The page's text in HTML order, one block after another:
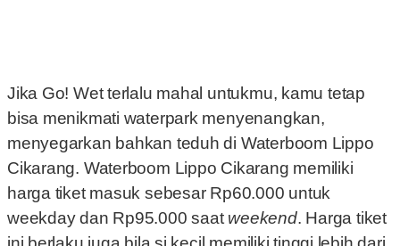
Jika Go! Wet terlalu mahal untukmu, kamu tetap
bisa menikmati waterpark menyenangkan,
menyegarkan bahkan teduh di Waterboom Lippo
Cikarang. Waterboom Lippo Cikarang memiliki
harga tiket masuk sebesar Rp60.000 untuk
weekday dan Rp95.000 saat weekend. Harga tiket